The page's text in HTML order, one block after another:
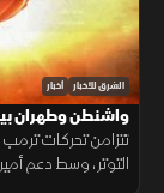
الشرق للأخبار أخبار
واشنطن وطهران
تتزامن تحركات
التوتر، وسط دعم